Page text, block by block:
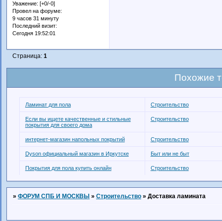
Уважение: [+0/-0]
Провел на форуме:
9 часов 31 минуту
Последний визит:
Сегодня 19:52:01
Страница: 1
Похожие
Ламинат для пола Строительство
Если вы ищете качественные и стильные
покрытия для своего дома
Строительство
интернет-магазин напольных покрытий Строительство
Dyson официальный магазин в Иркутске Быт или не быт
Покрытия для пола купить онлайн Строительство
» ФОРУМ СПБ И МОСКВЫ » Строительство » Доставка ламината